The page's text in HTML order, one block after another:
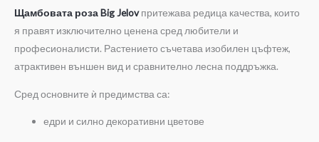
Щамбовата роза Big Jelovпритежава редица качества, които
я правят изключително ценена сред любители и
професионалисти. Растението съчетава изобилен цъфтеж,
атрактивен външен вид и сравнително лесна поддръжка.
Сред основните ѝ предимства са:
едри и силно декоративни цветове